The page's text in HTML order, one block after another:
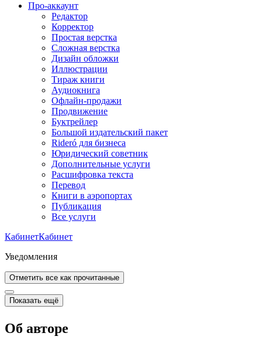
Про-аккаунт
Редактор
Корректор
Простая верстка
Сложная верстка
Дизайн обложки
Иллюстрации
Тираж книги
Аудиокнига
Офлайн-продажи
Продвижение
Буктрейлер
Большой издательский пакет
Rideró для бизнеса
Юридический советник
Дополнительные услуги
Расшифровка текста
Перевод
Книги в аэропортах
Публикация
Все услуги
КабинетКабинет
Уведомления
Отметить все как прочитанные
Показать ещё
Об авторе